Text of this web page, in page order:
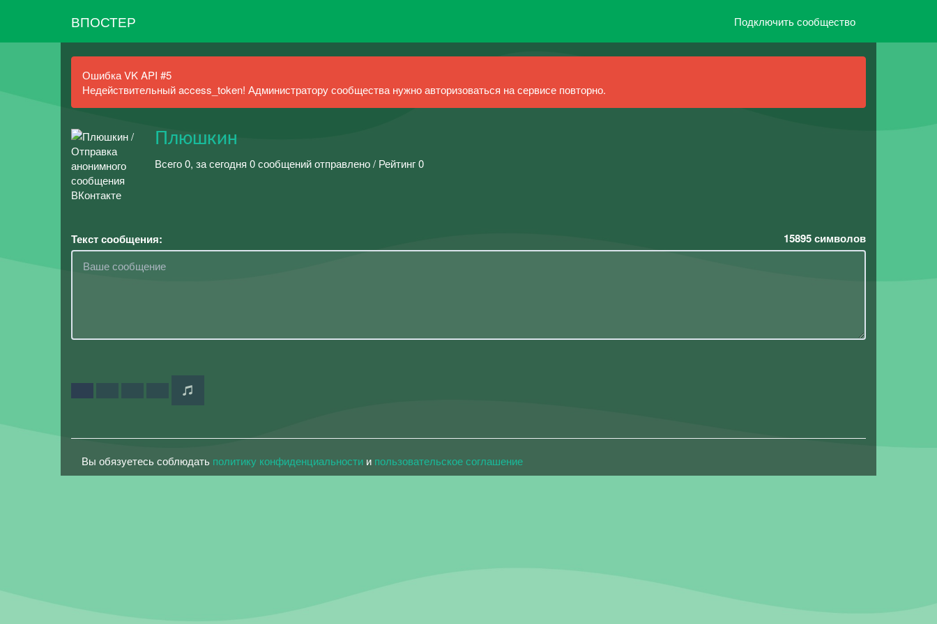
ВПОСТЕР Подключить сообщество
Ошибка VK API #5
Недействительный access_token! Администратору сообщества нужно авторизоваться на сервисе повторно.
Плюшкин
Всего 0, за сегодня 0 сообщений отправлено / Рейтинг 0
Текст сообщения: 15895символов
Вы обязуетесь соблюдать политику конфиденциальности и пользовательское соглашение